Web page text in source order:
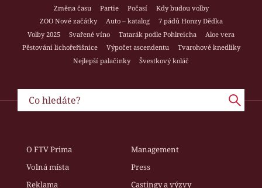
Změna času
Partie Počasí
Kdy budou volby
ZOO Nové začátky
Auto – katalog
7 pádů Honzy Dědka
Volby 2025
Svařené víno Tatarák podle Pohlreicha
Aloe vera
Pěstování lichořeřišnice
Výpočet ascendentu
Tvarohové knedlíky
Nejlepší palačinky
Švestkový koláč
O FTV Prima
Management
Volná místa
Press
Reklama
Castingy a výzvy